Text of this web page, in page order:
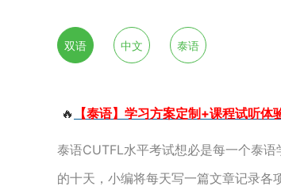
双语 中文 泰语
🔥 【泰语】学习方案定制+课程试听体
泰语CUTFL水平考试想必是每一个泰
的十天，小编将每天写一篇文章记录各